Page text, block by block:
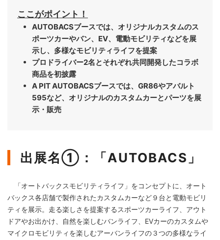
ここがポイント！
AUTOBACSブースでは、オリジナルカスタムのス
ポーツカーやバン、EV、電動モビリティなどを展
示し、多様なモビリティライフを提案
プロドライバー2名とそれぞれ共同開発したコラボ
商品を初披露
A PIT AUTOBACSブースでは、GR86やアバルト
595など、オリジナルのカスタムカーとパーツを展
示・販売
出展名①：「AUTOBACS」
「オートバックスモビリティライフ」をコンセプトに、オート
バックス各店舗で製作されたカスタムカーなど９台と電動モビリ
ティを展示。走る楽しさを提案するスポーツカーライフ、アウト
ドアやお出かけ、自然を楽しむバンライフ、EVカーのカスタムや
マイクロモビリティを楽しむアーバンライフの３つの多様なライ